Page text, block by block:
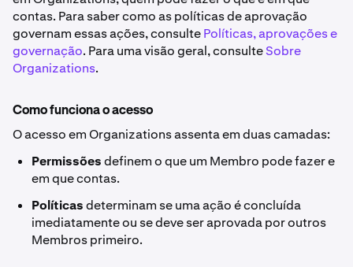
contas. Para saber como as políticas de aprovação
governam essas ações, consultePolíticas, aprovações e
governação. Para uma visão geral, consulteSobre
Organizations.
Como funciona o acesso
O acesso em Organizations assenta em duas camadas:
Permissõesdefinem o que um Membro pode fazer e
em que contas.
Políticasdeterminam se uma ação é concluída
imediatamente ou se deve ser aprovada por outros
Membros primeiro.